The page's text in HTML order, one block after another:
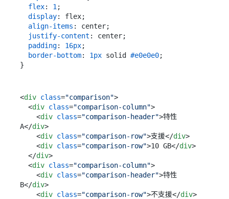
flex: 1 ;
display: flex;
align-items : center;
justify-content : center;
padding: 16px;
border-bottom: 1px solid #e0e0e0;
<div class="comparison">
<div class="comparison-column">
<div class="comparison-header">特性
A</div>
<div class="comparison-row">支援</div>
<div class="comparison-row">10 GB</div>
</div>
<div class="comparison-column">
<div class="comparison-header">特性
B</div>
<div class="comparison-row">不支援</div>